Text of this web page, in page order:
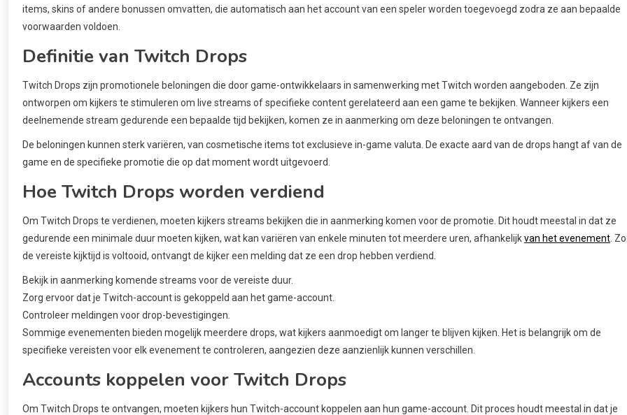
items, skins of andere bonussen omvatten, die automatisch aan het account van een speler worden toegevoegd zodra ze aan bepaalde
voorwaarden voldoen.
Definitie van Twitch Drops
Twitch Drops zijn promotionele beloningen die door game-ontwikkelaars in samenwerking met Twitch worden aangeboden. Ze zijn
ontworpen om kijkers te stimuleren om live streams of specifieke content gerelateerd aan een game te bekijken. Wanneer kijkers een
deelnemende stream gedurende een bepaalde tijd bekijken, komen ze in aanmerking om deze beloningen te ontvangen.
De beloningen kunnen sterk variëren, van cosmetische items tot exclusieve in-game valuta. De exacte aard van de drops hangt af van de
game en de specifieke promotie die op dat moment wordt uitgevoerd.
Hoe Twitch Drops worden verdiend
Om Twitch Drops te verdienen, moeten kijkers streams bekijken die in aanmerking komen voor de promotie. Dit houdt meestal in dat ze
gedurende een minimale duur moeten kijken, wat kan variëren van enkele minuten tot meerdere uren, afhankelijkvan het evenement .
de vereiste kijktijd is voltooid, ontvangt de kijker een melding dat ze een drop hebben verdiend.
Bekijk in aanmerking komende streams voor de vereiste duur.
Zorg ervoor dat je Twitch-account is gekoppeld aan het game-account.
Controleer meldingen voor drop-bevestigingen.
Sommige evenementen bieden mogelijk meerdere drops, wat kijkers aanmoedigt om langer te blijven kijken. Het is belangrijk om de
specifieke vereisten voor elk evenement te controleren, aangezien deze aanzienlijk kunnen verschillen.
Accounts koppelen voor Twitch Drops
Om Twitch Drops te ontvangen, moeten kijkers hun Twitch-account koppelen aan hun game-account. Dit proces houdt meestal in dat je